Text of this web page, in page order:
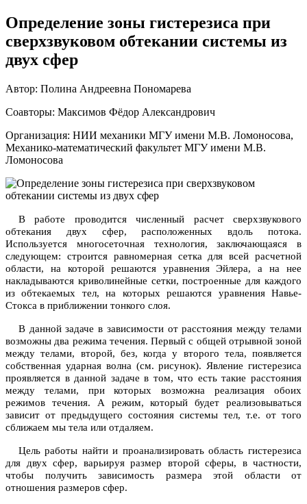
Определение зоны гистерезиса при
сверхзвуковом обтекании системы из
двух сфер
Автор: Полина Андреевна Пономарева
Соавторы: Максимов Фёдор Александрович
Организация: НИИ механики МГУ имени М.В. Ломоносова,
Механико-математический факультет МГУ имени М.В.
Ломоносова
В работе проводится численный расчет сверхзвукового
обтекания двух сфер, расположенных вдоль потока.
Используется многосеточная технология, заключающаяся в
следующем: строится равномерная сетка для всей расчетной
области, на которой решаются уравнения Эйлера, а на нее
накладываются криволинейные сетки, построенные для каждого
из обтекаемых тел, на которых решаются уравнения Навье-
Стокса в приближении тонкого слоя.
В данной задаче в зависимости от расстояния между телами
возможны два режима течения. Первый с общей отрывной зоной
между телами, второй, без, когда у второго тела, появляется
собственная ударная волна (см. рисунок). Явление гистерезиса
проявляется в данной задаче в том, что есть такие расстояния
между телами, при которых возможна реализация обоих
режимов течения. А режим, который будет реализовываться
зависит от предыдущего состояния системы тел, т.е. от того
сближаем мы тела или отдаляем.
Цель работы найти и проанализировать область гистерезиса
для двух сфер, варьируя размер второй сферы, в частности,
чтобы получить зависимость размера этой области от
отношения размеров сфер.